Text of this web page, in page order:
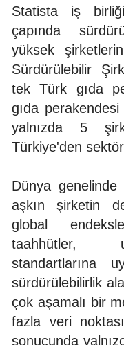
Statista iş
çapında
yüksek
Sürdürülebilir
tek Türk gıda
gıda
yalnızda 5
Türkiye'den
Dünya
aşkın şirketin
global
taahhütler,
standartlarına
sürdürülebilirlik
çok aşamalı bir
fazla veri
sonucunda